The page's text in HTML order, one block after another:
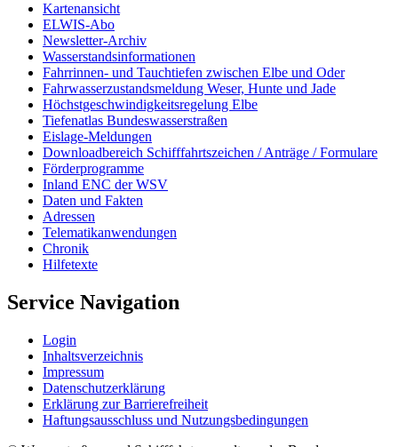
Kartenansicht
ELWIS-Abo
Newsletter-Archiv
Wasserstandsinformationen
Fahrrinnen- und Tauchtiefen zwischen Elbe und Oder
Fahrwasserzustandsmeldung Weser, Hunte und Jade
Höchstgeschwindigkeitsregelung Elbe
Tiefenatlas Bundeswasserstraßen
Eislage-Meldungen
Downloadbereich Schifffahrtszeichen / Anträge / Formulare
Förderprogramme
Inland ENC der WSV
Daten und Fakten
Adressen
Telematikanwendungen
Chronik
Hilfetexte
Service Navigation
Login
Inhaltsverzeichnis
Impressum
Datenschutzerklärung
Erklärung zur Barrierefreiheit
Haftungsausschluss und Nutzungsbedingungen